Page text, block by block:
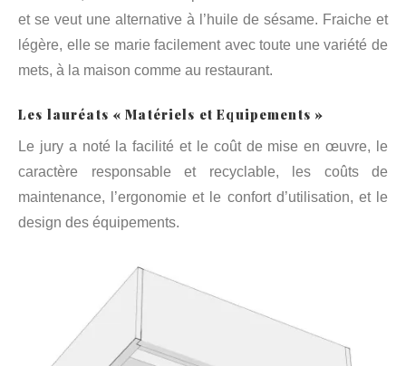
et se veut une alternative à l’huile de sésame. Fraiche et
légère, elle se marie facilement avec toute une variété de
mets, à la maison comme au restaurant.
Les lauréats « Matériels et Equipements »
Le jury a noté la facilité et le coût de mise en œuvre, le
caractère responsable et recyclable, les coûts de
maintenance, l’ergonomie et le confort d’utilisation, et le
design des équipements.